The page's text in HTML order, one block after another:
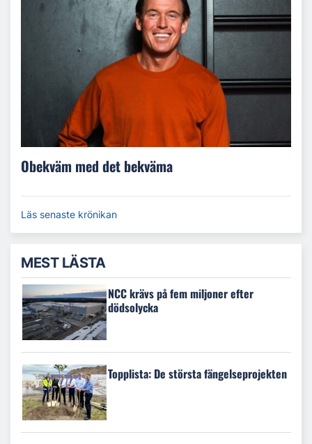
Obekväm med det bekväma
Läs senaste krönikan
MEST LÄSTA
NCC krävs på fem miljoner efter
dödsolycka
Topplista: De största fängelseprojekten